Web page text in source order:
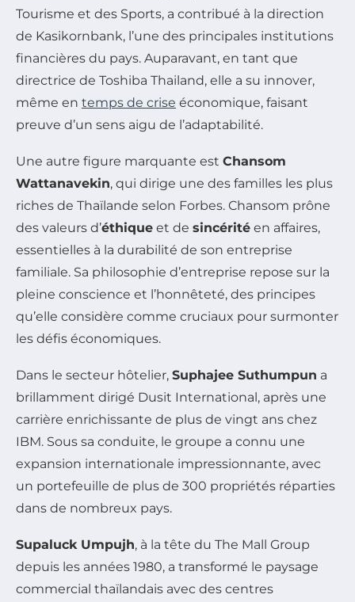
Tourisme et des Sports, a contribué à la direction
de Kasikornbank, l’une des principales institutions
financières du pays. Auparavant, en tant que
directrice de Toshiba Thailand, elle a su innover,
même en temps de crise économique, faisant
preuve d’un sens aigu de l’adaptabilité.
Une autre figure marquante est Chansom
Wattanavekin, qui dirige une des familles les plus
riches de Thaïlande selon Forbes. Chansom prône
des valeurs d’éthique et de sincérité en affaires,
essentielles à la durabilité de son entreprise
familiale. Sa philosophie d’entreprise repose sur la
pleine conscience et l’honnêteté, des principes
qu’elle considère comme cruciaux pour surmonter
les défis économiques.
Dans le secteur hôtelier, Suphajee Suthumpun a
brillamment dirigé Dusit International, après une
carrière enrichissante de plus de vingt ans chez
IBM. Sous sa conduite, le groupe a connu une
expansion internationale impressionnante, avec
un portefeuille de plus de 300 propriétés réparties
dans de nombreux pays.
Supaluck Umpujh, à la tête du The Mall Group
depuis les années 1980, a transformé le paysage
commercial thaïlandais avec des centres